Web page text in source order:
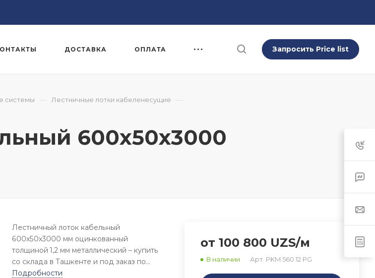
ДОСТАВКА ОПЛАТА Запросить Price list
системы — Лестничные лотки кабеленесущие —
600x50x3000
от 100 800 UZS/м
В наличии Арт. PKM 560 12 PG
Лестничный лоток кабельный
600x50x3000 мм оцинкованный
толщиной 1,2 мм металлический – купить
со склада в Ташкенте и под заказ по
цене изготовителя. Доставка по
Подробности